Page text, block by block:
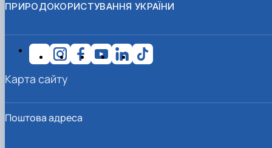
ПРИРОДОКОРИСТУВАННЯ УКРАЇНИ
Поштова адреса
Карта сайту